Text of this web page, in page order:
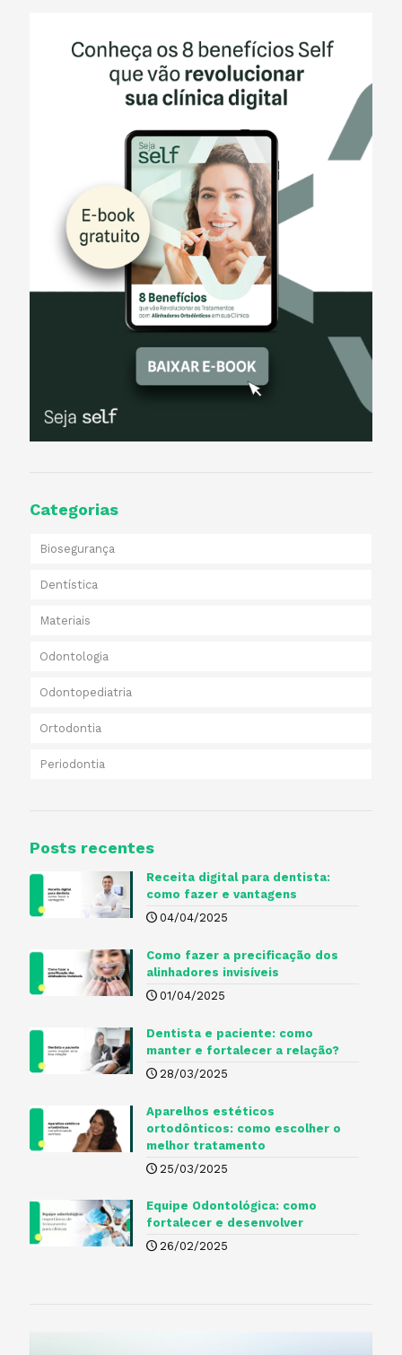
Categorias
Biosegurança
Dentística
Materiais
Odontologia
Odontopediatria
Ortodontia
Periodontia
Posts recentes
Receita digital para dentista​:
como fazer e vantagens
04/04/2025
Como fazer a precificação dos
alinhadores invisíveis
01/04/2025
Dentista e paciente: como
manter e fortalecer a relação?
28/03/2025
Aparelhos estéticos
ortodônticos: como escolher o
melhor tratamento
25/03/2025
Equipe Odontológica: como
fortalecer e desenvolver
26/02/2025